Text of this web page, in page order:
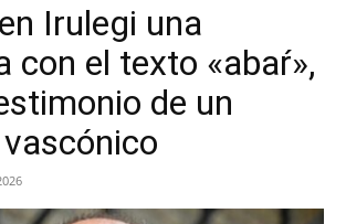
Irulegi una
con el texto «abaŕ»,
de un